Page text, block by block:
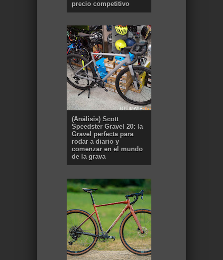
precio competitivo
(Análisis) Scott
Speedster Gravel 20: la
Gravel perfecta para
rodar a diario y
comenzar en el mundo
de la grava